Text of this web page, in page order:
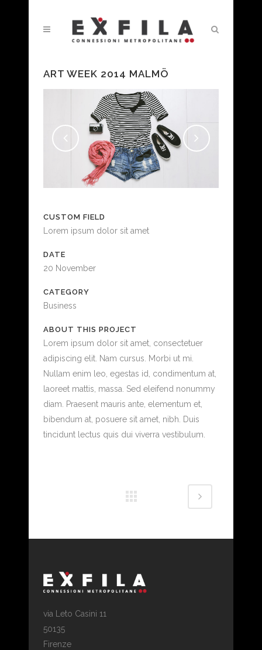
ART WEEK 2014 MALMÖ
CUSTOM FIELD
Lorem ipsum dolor sit amet
DATE
20 November
CATEGORY
Business
ABOUT THIS PROJECT
Lorem ipsum dolor sit amet, consectetuer
adipiscing elit. Nam cursus. Morbi ut mi.
Nullam enim leo, egestas id, condimentum at,
laoreet mattis, massa. Sed eleifend nonummy
diam. Praesent mauris ante, elementum et,
bibendum at, posuere sit amet, nibh. Duis
tincidunt lectus quis dui viverra vestibulum.
via Leto Casini 11
50135
Firenze